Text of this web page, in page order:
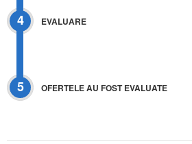
4 EVALUARE
5 OFERTELE AU FOST EVALUATE